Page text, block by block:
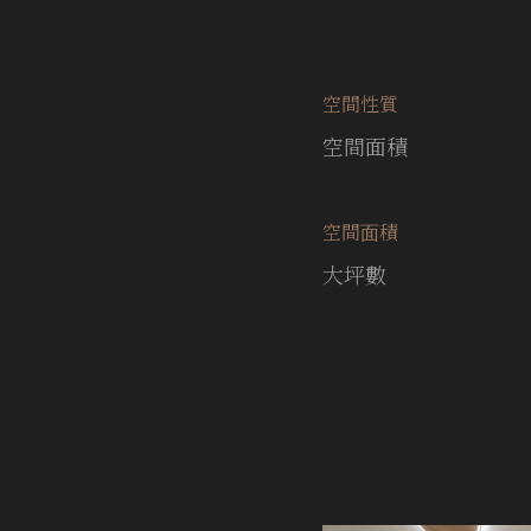
空間性質
空間面積
空間⾯積
大坪數